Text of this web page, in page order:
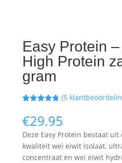
Easy Protein
High Protein
gram
5
op
klantbeoord
elingen
(5
€29.95
Deze Easy Protein bestaat
kwaliteit wei eiwit isolaat,
concentraat en wei eiwit